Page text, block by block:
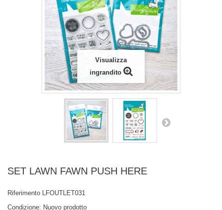
Visualizza
ingrandito
SET LAWN FAWN PUSH HERE
Riferimento LFOUTLET031
Condizione: Nuovo prodotto